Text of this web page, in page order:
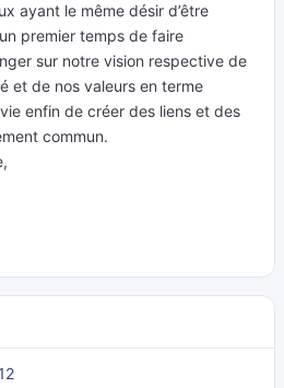
ayant le même désir d’être
premier temps de faire
sur notre vision respective de
et de nos valeurs en terme
enfin de créer des liens et des
commun.